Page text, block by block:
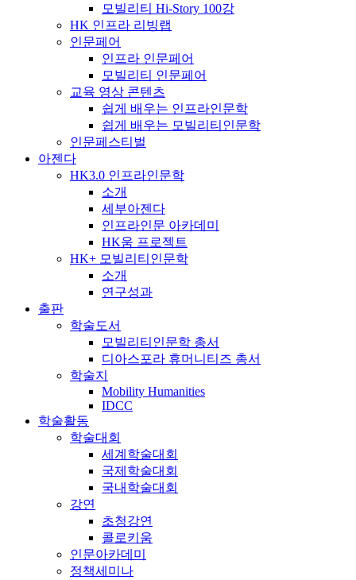
모빌리티 Hi-Story 100강
HK 인프라 리빙랩
인문페어
인프라 인문페어
모빌리티 인문페어
교육 영상 콘텐츠
쉽게 배우는 인프라인문학
쉽게 배우는 모빌리티인문학
인문페스티벌
아젠다
HK3.0 인프라인문학
소개
세부아젠다
인프라인문 아카데미
HK움 프로젝트
HK+ 모빌리티인문학
소개
연구성과
출판
학술도서
모빌리티인문학 총서
디아스포라 휴머니티즈 총서
학술지
Mobility Humanities
IDCC
학술활동
학술대회
세계학술대회
국제학술대회
국내학술대회
강연
초청강연
콜로키움
인문아카데미
정책세미나